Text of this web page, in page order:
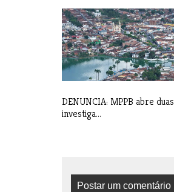
DENUNCIA: MPPB abre duas
investiga...
Postar um comentário